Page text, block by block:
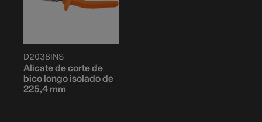
D2038INS
Alicate de corte de
bico longo isolado de
225,4 mm